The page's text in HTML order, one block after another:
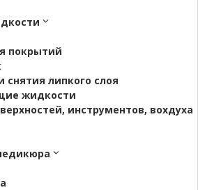
покрытий
липкого слоя
жидкости
инструментов, вохдуха